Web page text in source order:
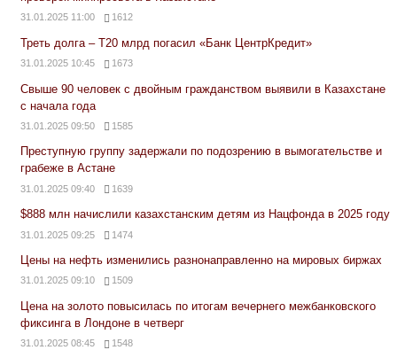
31.01.2025 11:00 1612
Треть долга – Т20 млрд погасил «Банк ЦентрКредит»
31.01.2025 10:45 1673
Свыше 90 человек с двойным гражданством выявили в Казахстане
с начала года
31.01.2025 09:50 1585
Преступную группу задержали по подозрению в вымогательстве и
грабеже в Астане
31.01.2025 09:40 1639
$888 млн начислили казахстанским детям из Нацфонда в 2025 году
31.01.2025 09:25 1474
Цены на нефть изменились разнонаправленно на мировых биржах
31.01.2025 09:10 1509
Цена на золото повысилась по итогам вечернего межбанковского
фиксинга в Лондоне в четверг
31.01.2025 08:45 1548